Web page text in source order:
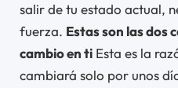
salir de tu estado actual,
fuerza. Estas son las dos
cambio en ti Esta es la
cambiará solo por unos